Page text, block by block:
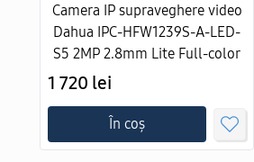
Camera IP supraveghere video
Dahua IPC-HFW1239S-A-LED-
S5 2MP 2.8mm Lite Full-color
1 720 lei
În coș